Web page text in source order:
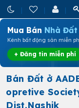
Mua Bán Nhà Đất
Kênh bất động sản miễn
+ Đăng tin miễn phí
Bán Đất ở
opretive
Dist.Nashik